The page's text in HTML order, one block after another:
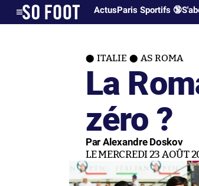
ActusParis Sportifs 🔞
ITALIE AS ROMA
La
zéro ?
Par Alexandre Doskov
LE MERCREDI 23 AOÛT